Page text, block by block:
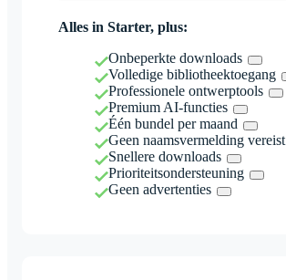
Alles in Starter, plus:
Onbeperkte downloads
Volledige bibliotheektoegang
Professionele ontwerptools
Premium AI-functies
Één bundel per maand
Geen naamsvermelding vereist
Snellere downloads
Prioriteitsondersteuning
Geen advertenties